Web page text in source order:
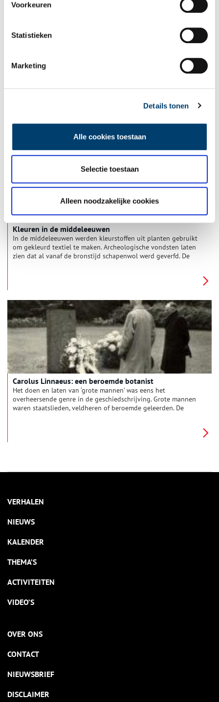
Voorkeuren
Statistieken
Marketing
Details tonen
Alle cookies toestaan
Selectie toestaan
Alleen noodzakelijke cookies
Zo vroeg mogelijk zo veel mogelijk herrie maken en uitslapers
Kleuren in de middeleeuwen
In de middeleeuwen werden kleurstoffen uit planten gebruikt
om gekleurd textiel te maken. Archeologische vondsten laten
zien dat al vanaf de bronstijd schapenwol werd geverfd. De
Carolus Linnaeus: een beroemde botanist
Het doen en laten van ‘grote mannen’ was eens het
overheersende genre in de geschiedschrijving. Grote mannen
waren staatslieden, veldheren of beroemde geleerden. De
VERHALEN
NIEUWS
KALENDER
THEMA’S
ACTIVITEITEN
VIDEO’S
OVER ONS
CONTACT
NIEUWSBRIEF
DISCLAIMER